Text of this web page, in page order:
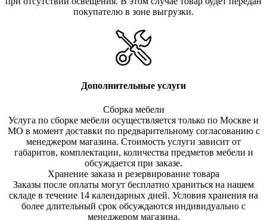
покупателю в зоне выгрузки.
Дополнительные услуги
Сборка мебели
Услуга по сборке мебели осуществляется только по Москве и
МО в момент доставки по предварительному согласованию с
менеджером магазина. Стоимость услуги зависит от
габаритов, комплектации, количества предметов мебели и
обсуждается при заказе.
Хранение заказа и резервирование товара
Заказы после оплаты могут бесплатно храниться на нашем
складе в течение 14 календарных дней. Условия хранения на
более длительный срок обсуждаются индивидуально с
менеджером магазина.